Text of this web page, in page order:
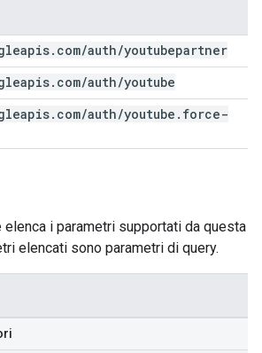
. com/auth/youtubepartner
. com/auth/youtube
. com/auth/youtube . force-
elenca i parametri supportati da questa
elencati sono parametri di query.